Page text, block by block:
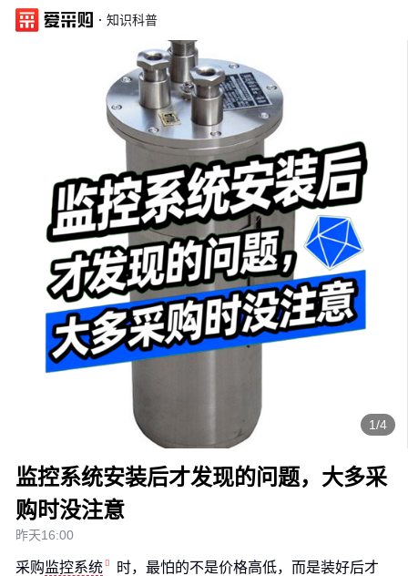
· 知识科普
1/4
监控系统安装后才发现的问题，大多采
购时没注意
昨天16:00
采购监控系统
时，最怕的不是价格高低，而是装好后才